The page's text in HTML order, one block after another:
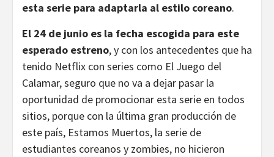
esta serie para adaptarla al estilo coreano.
El 24 de junio es la fecha escogida para este
esperado estreno, y con los antecedentes que ha
tenido Netflix con series como El Juego del
Calamar, seguro que no va a dejar pasar la
oportunidad de promocionar esta serie en todos
sitios, porque con la última gran producción de
este país, Estamos Muertos, la serie de
estudiantes coreanos y zombies, no hicieron